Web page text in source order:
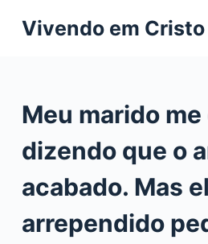
P
p
a
c
Vivendo em Cristo
Meu marido
dizendo que o
acabado. Mas
arrependido